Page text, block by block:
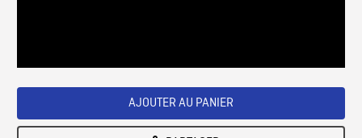
AJOUTER AU PANIER